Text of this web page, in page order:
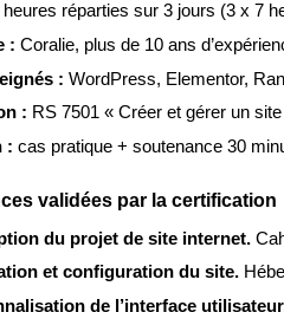
heures réparties sur 3 jours (3 x 7
: Coralie, plus de 10 ans
: WordPress, Elementor,
: RS 7501 « Créer et gérer un
: cas pratique + soutenance 30
validées par la certification
du projet de site internet.
et configuration du site.
de l’interface